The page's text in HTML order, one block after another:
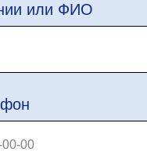
или ФИО